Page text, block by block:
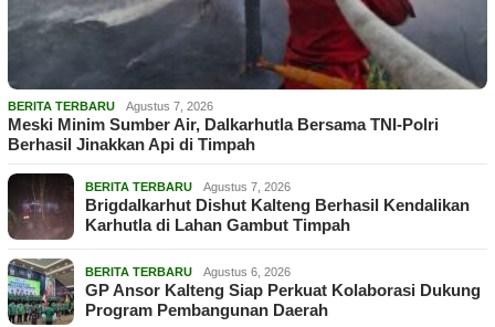
BERITA TERBARU Agustus 7, 2026
Meski Minim Sumber Air, Dalkarhutla Bersama TNI-Polri
Berhasil Jinakkan Api di Timpah
BERITA TERBARU Agustus 7, 2026
Brigdalkarhut Dishut Kalteng Berhasil Kendalikan
Karhutla di Lahan Gambut Timpah
BERITA TERBARU Agustus 6, 2026
GP Ansor Kalteng Siap Perkuat Kolaborasi Dukung
Program Pembangunan Daerah